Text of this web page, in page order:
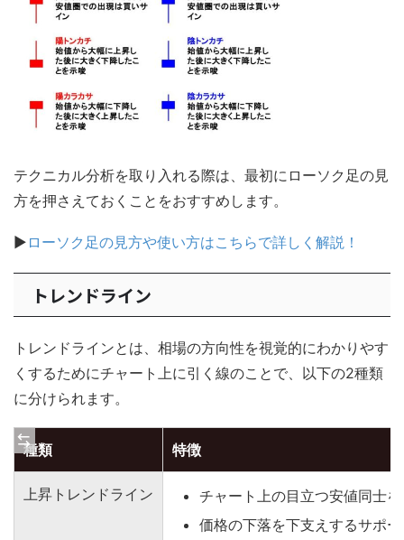
テクニカル分析を取り入れる際は、最初にローソク足の見
方を押さえておくことをおすすめします。
▶ ローソク足の見方や使い方はこちらで詳しく解説！
トレンドライン
トレンドラインとは、相場の方向性を視覚的にわかりやす
くするためにチャート上に引く線のことで、以下の2種類
に分けられます。
種類 特徴
上昇トレンドライン
チャート上の目立つ安値同士
価格の下落を下支えするサポ